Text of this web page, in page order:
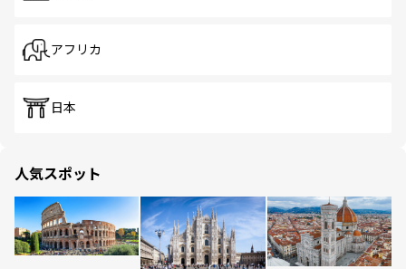
アフリカ
日本
人気スポット